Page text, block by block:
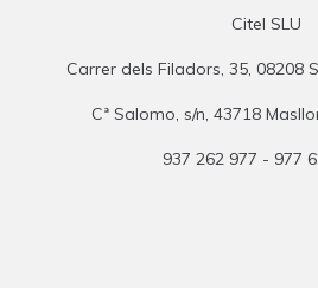
Citel SLU
Carrer dels Filadors, 35, 08208
Cª Salomo, s/n, 43718
937 262 977 - 977